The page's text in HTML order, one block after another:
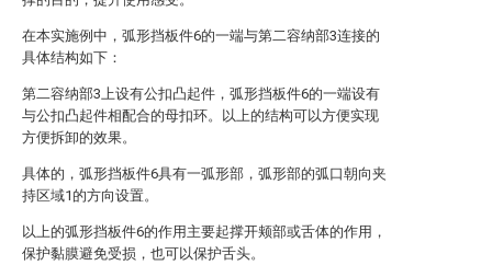
在本实施例中，弧形挡板件6的一端与第二容纳部3连接的
具体结构如下：
第二容纳部3上设有公扣凸起件，弧形挡板件6的一端设有
与公扣凸起件相配合的母扣环。以上的结构可以方便实现
方便拆卸的效果。
具体的，弧形挡板件6具有一弧形部，弧形部的弧口朝向夹
持区域1的方向设置。
以上的弧形挡板件6的作用主要起撑开颊部或舌体的作用，
保护黏膜避免受损，也可以保护舌头。